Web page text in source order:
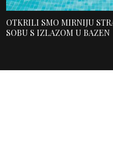
OTKRILI SMO MIRNIJU
SOBU S IZLAZOM U BAZEN